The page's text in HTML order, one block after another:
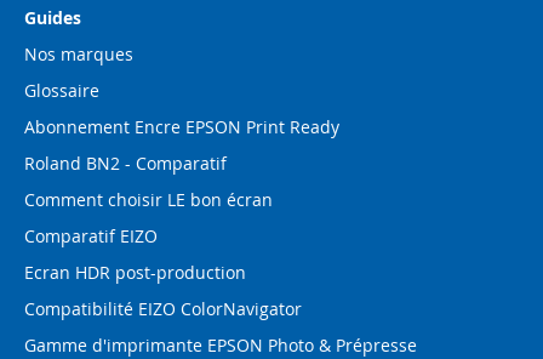
Guides
Nos marques
Glossaire
Abonnement Encre EPSON Print Ready
Roland BN2 - Comparatif
Comment choisir LE bon écran
Comparatif EIZO
Ecran HDR post-production
Compatibilité EIZO ColorNavigator
Gamme d'imprimante EPSON Photo & Prépresse